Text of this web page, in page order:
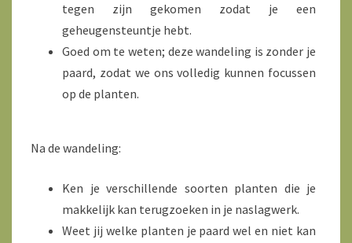
tegen zijn gekomen zodat je een
geheugensteuntje hebt.
Goed om te weten; deze wandeling is zonder je
paard, zodat we ons volledig kunnen focussen
op de planten.
Na de wandeling:
Ken je verschillende soorten planten die je
makkelijk kan terugzoeken in je naslagwerk.
Weet jij welke planten je paard wel en niet kan